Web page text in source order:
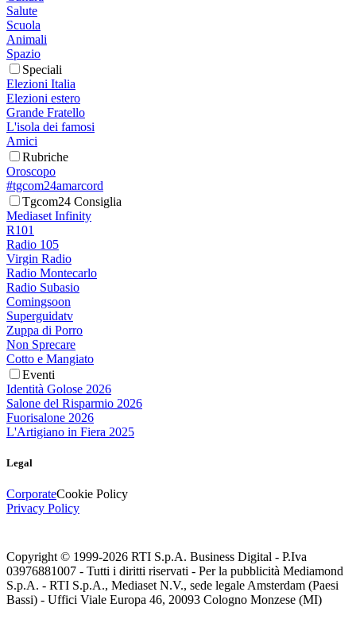
Salute
Scuola
Animali
Spazio
Speciali
Elezioni Italia
Elezioni estero
Grande Fratello
L'isola dei famosi
Amici
Rubriche
Oroscopo
#tgcom24amarcord
Tgcom24 Consiglia
Mediaset Infinity
R101
Radio 105
Virgin Radio
Radio Montecarlo
Radio Subasio
Comingsoon
Superguidatv
Zuppa di Porro
Non Sprecare
Cotto e Mangiato
Eventi
Identità Golose 2026
Salone del Risparmio 2026
Fuorisalone 2026
L'Artigiano in Fiera 2025
Legal
CorporateCookie Policy
Privacy Policy
Copyright © 1999-2026 RTI S.p.A. Business Digital - P.Iva
03976881007 - Tutti i diritti riservati - Per la pubblicità Mediamond
S.p.A. - RTI S.p.A., Mediaset N.V., sede legale Amsterdam (Paesi
Bassi) - Uffici Viale Europa 46, 20093 Cologno Monzese (MI)